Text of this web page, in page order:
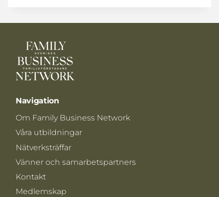
Navigation
Om Family Business Network
Våra utbildningar
Nätverksträffar
Vänner och samarbetspartners
Kontakt
Medlemskap